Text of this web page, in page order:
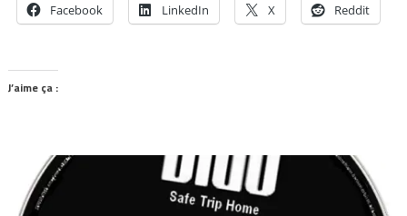
Facebook LinkedIn X Reddit
J’aime ça :